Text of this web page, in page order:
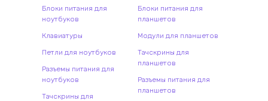
Блоки питания для
ноутбуков
Клавиатуры
Петли для ноутбуков
Разъемы питания для
ноутбуков
Тачскрины для
Блоки питания для
планшетов
Модули для планшетов
Тачскрины для
планшетов
Разъемы питания для
планшетов